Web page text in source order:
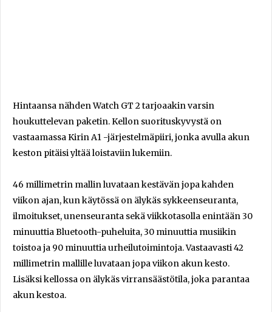
Hintaansa nähden Watch GT 2 tarjoaakin varsin
houkuttelevan paketin. Kellon suorituskyvystä on
vastaamassa Kirin A1 -järjestelmäpiiri, jonka avulla akun
keston pitäisi yltää loistaviin lukemiin.
46 millimetrin mallin luvataan kestävän jopa kahden
viikon ajan, kun käytössä on älykäs sykkeenseuranta,
ilmoitukset, unenseuranta sekä viikkotasolla enintään 30
minuuttia Bluetooth-puheluita, 30 minuuttia musiikin
toistoa ja 90 minuuttia urheilutoimintoja. Vastaavasti 42
millimetrin mallille luvataan jopa viikon akun kesto.
Lisäksi kellossa on älykäs virransäästötila, joka parantaa
akun kestoa.